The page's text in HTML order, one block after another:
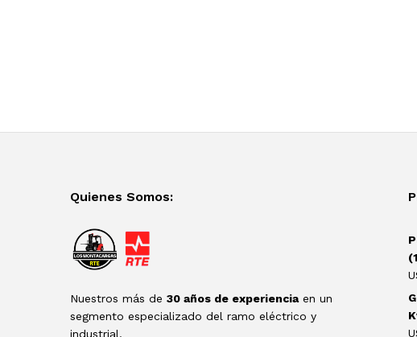
Quienes Somos:
Nuestros más de 30 años de experienciaen un
segmento especializado del ramo eléctrico y
industrial.